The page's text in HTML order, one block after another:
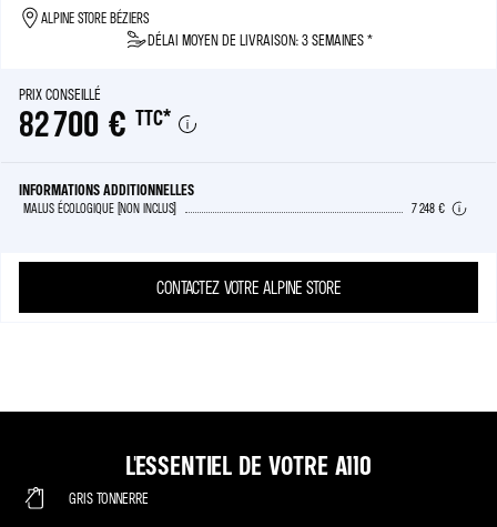
ALPINE STORE BÉZIERS
DÉLAI MOYEN DE LIVRAISON: 3 SEMAINES *
PRIX CONSEILLÉ
82 700 € TTC*
INFORMATIONS ADDITIONNELLES
MALUS ÉCOLOGIQUE (NON INCLUS) 7 248 €
CONTACTEZ VOTRE ALPINE STORE
L'ESSENTIEL DE VOTRE A110
GRIS TONNERRE